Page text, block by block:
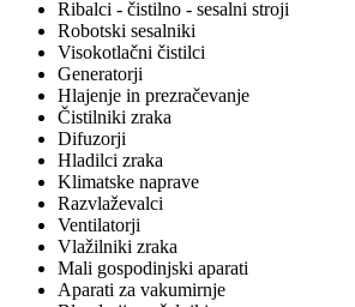
Ribalci - čistilno - sesalni stroji
Robotski sesalniki
Visokotlačni čistilci
Generatorji
Hlajenje in prezračevanje
Čistilniki zraka
Difuzorji
Hladilci zraka
Klimatske naprave
Razvlaževalci
Ventilatorji
Vlažilniki zraka
Mali gospodinjski aparati
Aparati za vakumirnje